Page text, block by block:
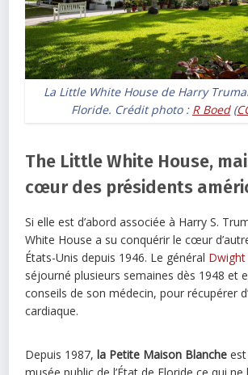
La Little White House de Harry
Floride. Crédit photo : R Boed(
The Little White House,
cœur des présidents
Si elle est d’abord associée à Harry S.
White House a su conquérir le cœur
États-Unis depuis 1946. Le général
séjourné plusieurs semaines dès 1948 et
conseils de son médecin, pour récupérer
cardiaque.
Depuis 1987,la Petite Maison Blanche
musée public de l’État de Floride ce qui ne